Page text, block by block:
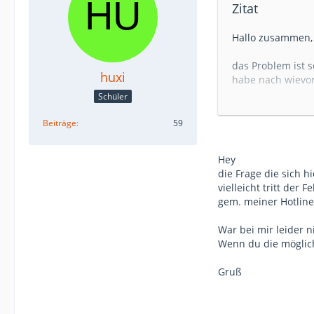
huxi
Schüler
Beiträge 59
Zitat
Hallo zusammen,
das Problem ist
habe nach
probiert, aber
Interessanter
Türen verriegelt
Fehlermeldung
der Motor mit
aber anderes
abzustellen. Der
Hey
die Frage die sich
vielleicht tritt der
gem. meiner
War bei mir leider
Wenn du die
Gruß